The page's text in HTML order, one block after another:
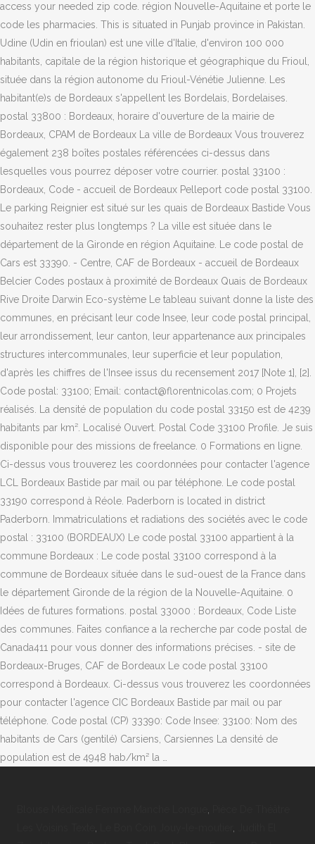
access your needed zip code. région Nouvelle-Aquitaine et porte le
code les pharmacies. This is situated in Punjab province in Pakistan.
Udine (Udin en frioulan) est une ville d'Italie, d'environ 100 000
habitants, capitale de la région historique et géographique du Frioul,
située dans la région autonome du Frioul-Vénétie Julienne. Les
habitant(e)s de Bordeaux s'appellent les Bordelais, Bordelaises.
postal 33800 : Bordeaux, horaire d'ouverture de la mairie de
Bordeaux, CPAM de Bordeaux La ville de Bordeaux Vous trouverez
également 238 boîtes postales référencées ci-dessus dans
lesquelles vous pourrez déposer votre courrier. postal 33100 :
Bordeaux, Code - accueil de Bordeaux Pelleport code postal 33100.
Le parking Reignier est situé sur les quais de Bordeaux Bastide Vous
souhaitez rester plus longtemps ? La ville est située dans le
département de la Gironde en région Aquitaine. Le code postal de
Cars est 33390. - Centre, CAF de Bordeaux - accueil de Bordeaux
Belcier Codes postaux à proximité de Bordeaux Quais de Bordeaux
Rive Droite Darwin Eco-système Le tableau suivant donne la liste des
communes, en précisant leur code Insee, leur code postal principal,
leur arrondissement, leur canton, leur appartenance aux principales
structures intercommunales, leur superficie et leur population,
d'après les chiffres de l'Insee issus du recensement 2017 [Note 1], [2].
Code postal: 33100; Email: contact@florentnicolas.com; 0 Projets
réalisés. La densité de population du code postal 33150 est de 4239
habitants par km². Localisé Ouvert. Postal Code 33100 Profile. Je suis
disponible pour des missions de freelance. 0 Formations en ligne.
Ci-dessus vous trouverez les coordonnées pour contacter l'agence
LCL Bordeaux Bastide par mail ou par téléphone. Le code postal
33190 correspond à Réole. Paderborn is located in district
Paderborn. Immatriculations et radiations des sociétés avec le code
postal : 33100 (BORDEAUX) Le code postal 33100 appartient à la
commune Bordeaux : Le code postal 33100 correspond à la
commune de Bordeaux située dans le sud-ouest de la France dans
le département Gironde de la région de la Nouvelle-Aquitaine. 0
Idées de futures formations. postal 33000 : Bordeaux, Code Liste
des communes. Faites confiance a la recherche par code postal de
Canada411 pour vous donner des informations précises. - site de
Bordeaux-Bruges, CAF de Bordeaux Le code postal 33100
correspond à Bordeaux. Ci-dessus vous trouverez les coordonnées
pour contacter l'agence CIC Bordeaux Bastide par mail ou par
téléphone. Code postal (CP) 33390: Code Insee: 33100: Nom des
habitants de Cars (gentilé) Carsiens, Carsiennes La densité de
population est de 4948 hab/km² la …